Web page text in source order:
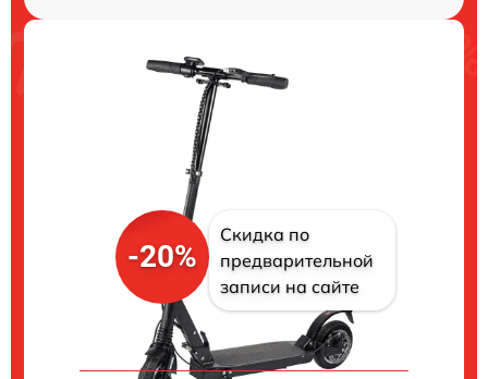
-20%
Скидка по
предварительной
записи на сайте